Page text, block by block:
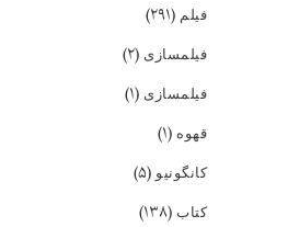
فیلم (۲۹۱)
فیلمسازی (۲)
فیلمسازی (۱)
قهوه (۱)
کانگونیو(۵)
کتاب (۱۳۸)